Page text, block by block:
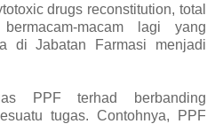
drugs reconstitution, total
macam lagi yang
di Jabatan Farmasi menjadi
PPF terhad berbanding
tugas. Contohnya, PPF